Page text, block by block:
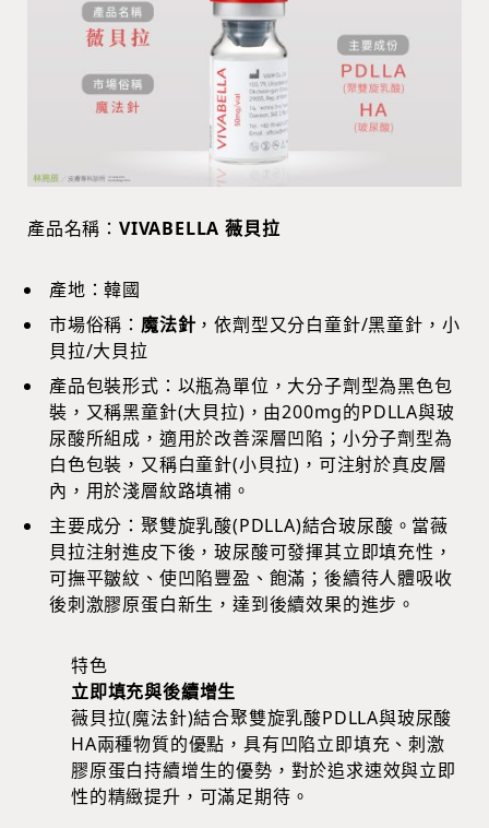
產品名稱： VIVABELLA 薇貝拉
產地：韓國
市場俗稱： 魔法針 ，依劑型又分白童針/黑童針，小
貝拉/大貝拉
產品包裝形式：以瓶為單位，大分子劑型為黑色包
裝，又稱黑童針(大貝拉)，由200mg的PDLLA與玻
尿酸所組成，適用於改善深層凹陷；小分子劑型為
白色包裝，又稱白童針(小貝拉)，可注射於真皮層
內，用於淺層紋路填補。
主要成分：聚雙旋乳酸(PDLLA)結合玻尿酸。當薇
貝拉注射進皮下後，玻尿酸可發揮其立即填充性，
可撫平皺紋、使凹陷豐盈、飽滿；後續待人體吸收
後刺激膠原蛋白新生，達到後續效果的進步。
特色
立即填充與後續增生
薇貝拉(魔法針)結合聚雙旋乳酸PDLLA與玻尿酸
HA兩種物質的優點，具有凹陷立即填充、刺激
膠原蛋白持續增生的優勢，對於追求速效與立即
性的精緻提升，可滿足期待。